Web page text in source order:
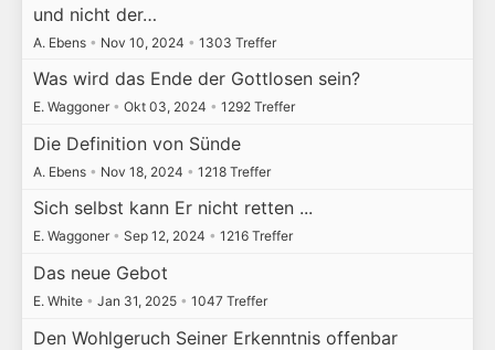
und nicht der…
A. Ebens • Nov 10, 2024 • 1303 Treffer
Was wird das Ende der Gottlosen sein?
E. Waggoner • Okt 03, 2024 • 1292 Treffer
Die Definition von Sünde
A. Ebens • Nov 18, 2024 • 1218 Treffer
Sich selbst kann Er nicht retten ...
E. Waggoner • Sep 12, 2024 • 1216 Treffer
Das neue Gebot
E. White • Jan 31, 2025 • 1047 Treffer
Den Wohlgeruch Seiner Erkenntnis offenbar